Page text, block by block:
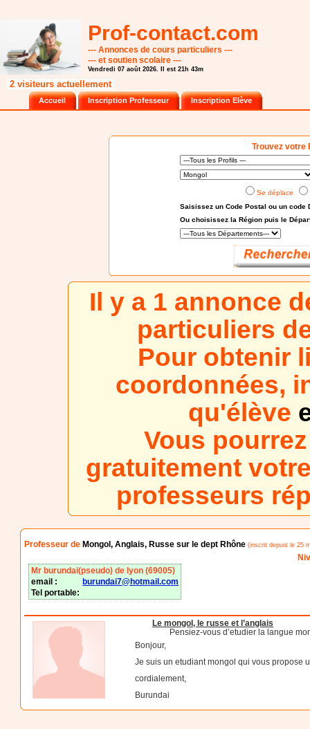
Prof-contact.com
--- Annonces de cours particuliers ---
--- et soutien scolaire ---
Vendredi 07 août 2026. Il est 21h 43m
2 visiteurs actuellement
Accueil Inscription Professeur Inscription Elève
Trouvez votre
Se déplace
Saisissez un Code Postal ou un code
Ou choisissezla Région puis le
Il y a 1 annonce
particuliers
Pour obtenir
coordonnées,
qu'élève
Vous
gratuitement
professeurs
Professeur de Mongol, Anglais, Russe sur le dept Rhône (inscrit depuis le 25
Mr burundai(pseudo) de lyon (69005)
email :
burundai7@hotmail.com
Tel portable:
Le mongol, le russe et l’anglais
Pensiez-vous d’etudier la langue
Bonjour,
Je suis un etudiant mongol qui vous propose
cordialement,
Burundai